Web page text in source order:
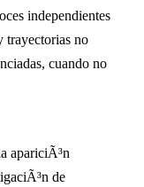
independientes
trayectorias no
cuando no
apariciÃ³n
de